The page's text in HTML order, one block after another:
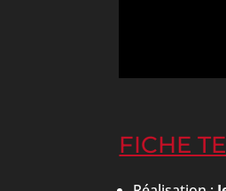
FICHE